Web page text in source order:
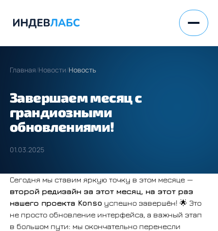
Главная/Новости/Новость
Завершаем месяц с
грандиозными
обновлениями!
01.03.2025
Сегодня мы ставим яркую точку в этом месяце —
второй редизайн за этот месяц, на этот раз
нашего проекта Konso успешно завершён! 🌟 Это
не просто обновление интерфейса, а важный этап
в большом пути: мы окончательно перенесли